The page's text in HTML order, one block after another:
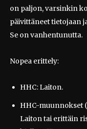
on paljon, varsinkin
päivittäneet tietojaan
Se on vanhentunutta.
Nopea erittely:
HHC: Laiton.
HHC-muunnokset
Laiton tai erittäin